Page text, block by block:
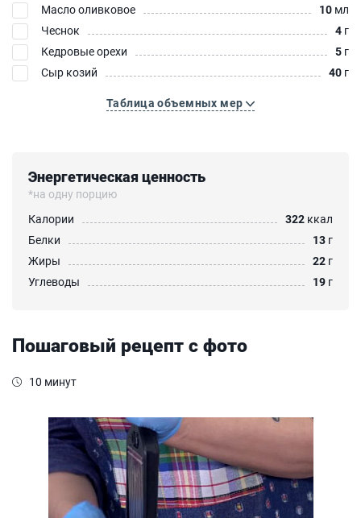
Масло оливковое
10 мл
Чеснок
4 г
Кедровые орехи
5 г
Сыр козий
40 г
Таблица объемных мер
Энергетическая ценность
*на одну порцию
Калории
322 ккал
Белки
13 г
Жиры
22 г
Углеводы
19 г
Пошаговый рецепт с фото
10 минут